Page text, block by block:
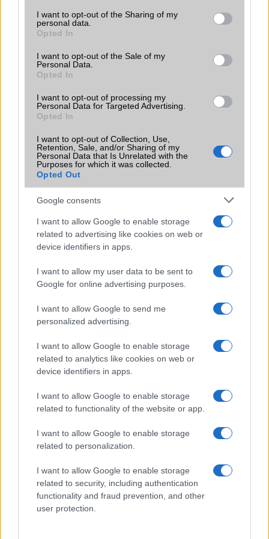
not limited to your visit or usage behaviour. You may click to
grant or deny consent to Google and its third-party tags to
use your data for below specified purposes in below Google
consent section.
I want to opt-out of the Sharing of my
personal data.
Opted In
I want to opt-out of the Sale of my
Personal Data.
Opted In
I want to opt-out of processing my
Personal Data for Targeted Advertising.
Opted In
I want to opt-out of Collection, Use,
Retention, Sale, and/or Sharing of my
Personal Data that Is Unrelated with the
Purposes for which it was collected.
Opted Out
Google consents
I want to allow Google to enable storage
related to advertising like cookies on web or
device identifiers in apps.
I want to allow my user data to be sent to
Google for online advertising purposes.
I want to allow Google to send me
personalized advertising.
I want to allow Google to enable storage
related to analytics like cookies on web or
device identifiers in apps.
I want to allow Google to enable storage
related to functionality of the website or app.
I want to allow Google to enable storage
related to personalization.
I want to allow Google to enable storage
related to security, including authentication
functionality and fraud prevention, and other
user protection.
LEGOLVASOTTABBAK
WiFi7 - az újszabvány
WiFi8 - talán ez lesz a fejlődés következő lépcsőfoka
MLO (Multi-Link Operation) működése
WiFi 6
Android verziók
WiFi - visszafelé kompatibilitás
MLO (Multi-Link Operation) működése
Mennyibe kerül
TELEFONOK GYORSLISTA